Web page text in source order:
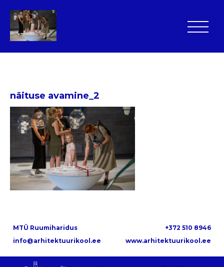
näituse avamine_2
MTÜ Ruumiharidus
+372 510 8946
info@arhitektuurikool.ee
www.arhitektuurikool.ee